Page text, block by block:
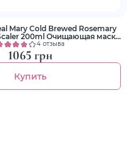
Mary Cold Brewed Rosemary
200ml Очищающая маска
морской солью
4 отзыва
1065 грн
Купить